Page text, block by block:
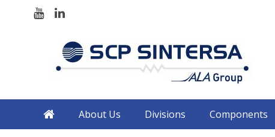
About Us Divisions Components